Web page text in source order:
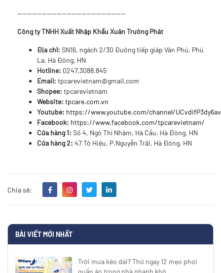
--------------------------------------------
Công ty TNHH Xuất Nhập Khẩu Xuân Trường Phát
Địa chỉ: SN16, ngách 2/30 Đường tiếp giáp Văn Phú, Phú
La, Hà Đông, HN
Hotline: 0247.3088.845
Email: tpcarevietnam@gmail.com
Shopee: tpcarevietnam
Website: tpcare.com.vn
Youtube: https://www.youtube.com/channel/
Facebook: https://www.facebook.com/tpcarevietnam/
Cửa hàng 1: Số 4, Ngô Thì Nhậm, Hà Cầu, Hà Đông, HN
Cửa hàng 2: 47 Tô Hiệu, P.Nguyễn Trãi, Hà Đông, HN
Chia sẻ:
BÀI VIẾT MỚI NHẤT
Trời mưa kéo dài? Thử ngay 12 mẹo phơi